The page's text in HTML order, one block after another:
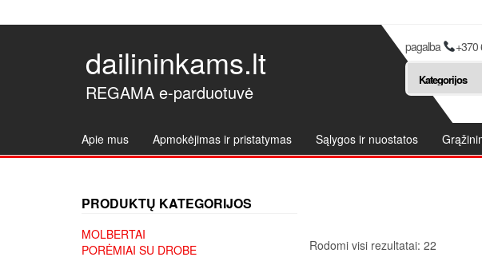
dailininkams.lt
REGAMA e-parduotuvė
pagalba +370
Apie mus Apmokėjimas ir pristatymas Sąlygos ir nuostatos
PRODUKTŲ KATEGORIJOS
MOLBERTAI
PORĖMIAI SU DROBE
Rodomi visi rezultatai: 22